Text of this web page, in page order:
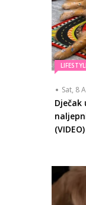
Sat, 8
(VIDEO)